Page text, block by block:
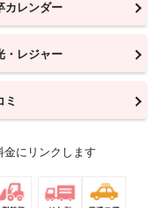
カレンダー
・レジャー
ミ
にリンクします